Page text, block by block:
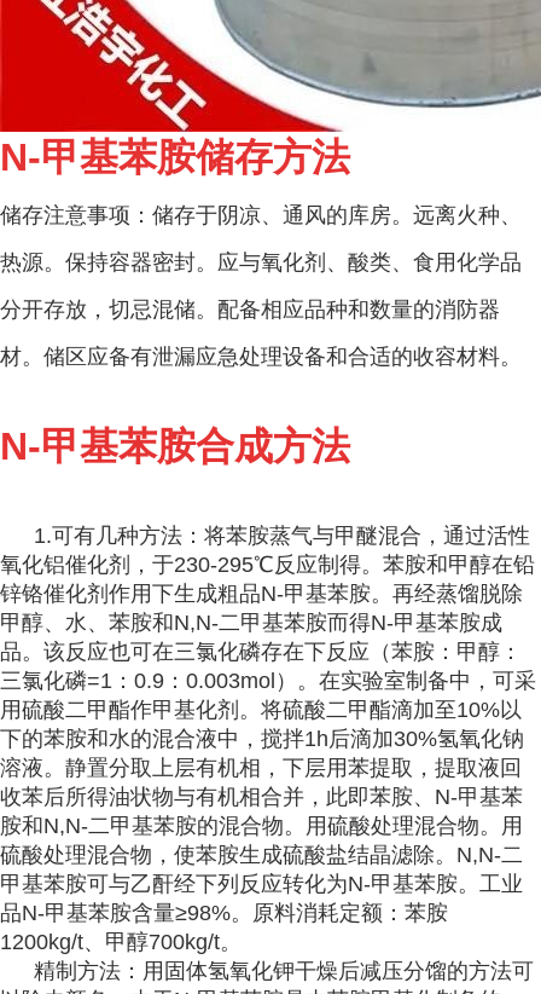
N-甲基苯胺储存方法
储存注意事项：储存于阴凉、通风的库房。远离火种、
热源。保持容器密封。应与氧化剂、酸类、食用化学品
分开存放，切忌混储。配备相应品种和数量的消防器
材。储区应备有泄漏应急处理设备和合适的收容材料。
N-甲基苯胺合成方法
1.可有几种方法：将苯胺蒸气与甲醚混合，通过活性
氧化铝催化剂，于230-295℃反应制得。苯胺和甲醇在铅
锌铬催化剂作用下生成粗品N-甲基苯胺。再经蒸馏脱除
甲醇、水、苯胺和N,N-二甲基苯胺而得N-甲基苯胺成
品。该反应也可在三氯化磷存在下反应（苯胺：甲醇：
三氯化磷=1：0.9：0.003mol）。在实验室制备中，可采
用硫酸二甲酯作甲基化剂。将硫酸二甲酯滴加至10%以
下的苯胺和水的混合液中，搅拌1h后滴加30%氢氧化钠
溶液。静置分取上层有机相，下层用苯提取，提取液回
收苯后所得油状物与有机相合并，此即苯胺、N-甲基苯
胺和N,N-二甲基苯胺的混合物。用硫酸处理混合物。用
硫酸处理混合物，使苯胺生成硫酸盐结晶滤除。N,N-二
甲基苯胺可与乙酐经下列反应转化为N-甲基苯胺。工业
品N-甲基苯胺含量≥98%。原料消耗定额：苯胺
1200kg/t、甲醇700kg/t。
精制方法：用固体氢氧化钾干燥后减压分馏的方法可